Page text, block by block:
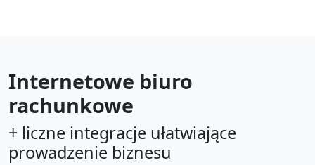
Internetowe biuro
rachunkowe
+ liczne integracje ułatwiające
prowadzenie biznesu